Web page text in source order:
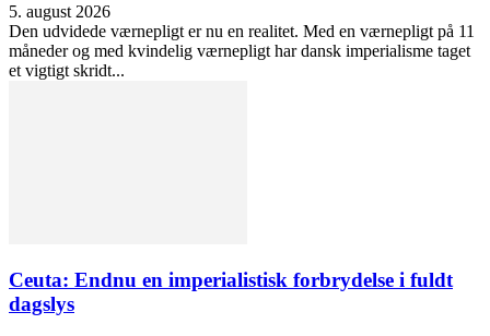
5. august 2026
Den udvidede værnepligt er nu en realitet. Med en værnepligt på 11
måneder og med kvindelig værnepligt har dansk imperialisme taget
et vigtigt skridt...
Ceuta: Endnu en imperialistisk forbrydelse i fuldt
dagslys